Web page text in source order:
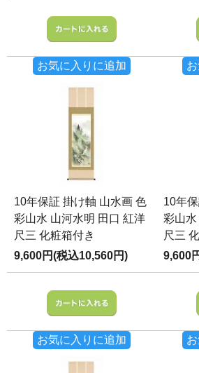
お気に入りに追加
10年保証 掛け軸 山水画 色
彩山水 山河水明 田口 紅洋
尺三 化粧箱付き
9,600円(税込10,560円)
お気に入りに追加
10年
彩山水
尺三
9,600